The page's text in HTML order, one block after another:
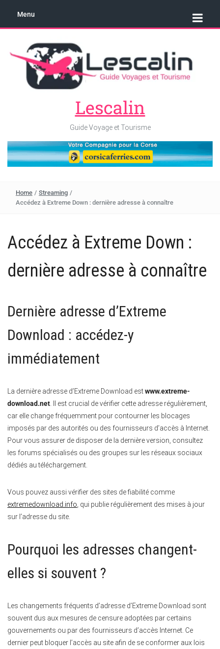
Menu
Lescalin
Guide Voyage et Tourisme
Home / Streaming /
Accédez à Extreme Down : dernière adresse à connaître
Accédez à Extreme Down :
dernière adresse à connaître
Dernière adresse d’Extreme
Download : accédez-y
immédiatement
La dernière adresse d’Extreme Download estwww.extreme-
download.net . Il est crucial de vérifier cette adresse régulièrement,
car elle change fréquemment pour contourner les blocages
imposés par des autorités ou des fournisseurs d’accès à Internet.
Pour vous assurer de disposer de la dernière version, consultez
les forums spécialisés ou des groupes sur les réseaux sociaux
dédiés au téléchargement.
Vous pouvez aussi vérifier des sites de fiabilité comme
extremedownload.info , qui publie régulièrement des mises à jour
sur l’adresse du site.
Pourquoi les adresses changent-
elles si souvent ?
Les changements fréquents d’adresse d’Extreme Download sont
souvent dus aux mesures de censure adoptées par certains
gouvernements ou par des fournisseurs d’accès Internet. Ce
dernier peut bloquer l’accès au site afin de se conformer aux lois